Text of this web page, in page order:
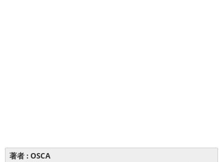
著者 : OSCA